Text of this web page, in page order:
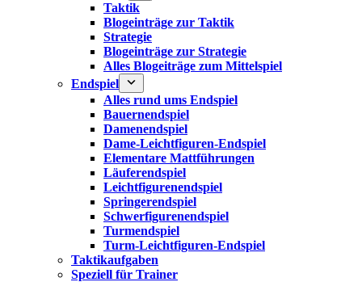
Taktik
Blogeinträge zur Taktik
Strategie
Blogeinträge zur Strategie
Alles Blogeiträge zum Mittelspiel
Endspiel
Alles rund ums Endspiel
Bauernendspiel
Damenendspiel
Dame-Leichtfiguren-Endspiel
Elementare Mattführungen
Läuferendspiel
Leichtfigurenendspiel
Springerendspiel
Schwerfigurenendspiel
Turmendspiel
Turm-Leichtfiguren-Endspiel
Taktikaufgaben
Speziell für Trainer